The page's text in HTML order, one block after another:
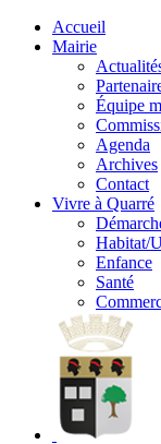
Accueil
Mairie
Équipe
Agenda
Archives
Contact
Vivre à Quarré
Habitat/
Enfance
Santé